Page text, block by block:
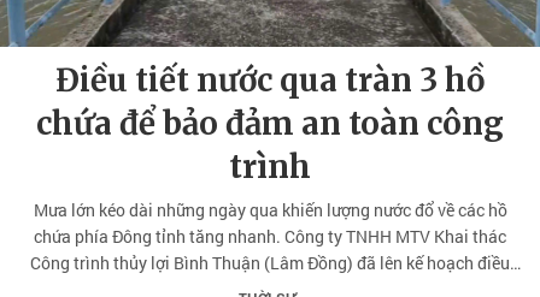
Điều tiết nước qua tràn 3 hồ
chứa để bảo đảm an toàn công
trình
Mưa lớn kéo dài những ngày qua khiến lượng nước đổ về các hồ
chứa phía Đông tỉnh tăng nhanh. Công ty TNHH MTV Khai thác
Công trình thủy lợi Bình Thuận (Lâm Đồng) đã lên kế hoạch điều
tiết nước qua tràn nhằm bảo đảm an toàn cho vùng hạ du.